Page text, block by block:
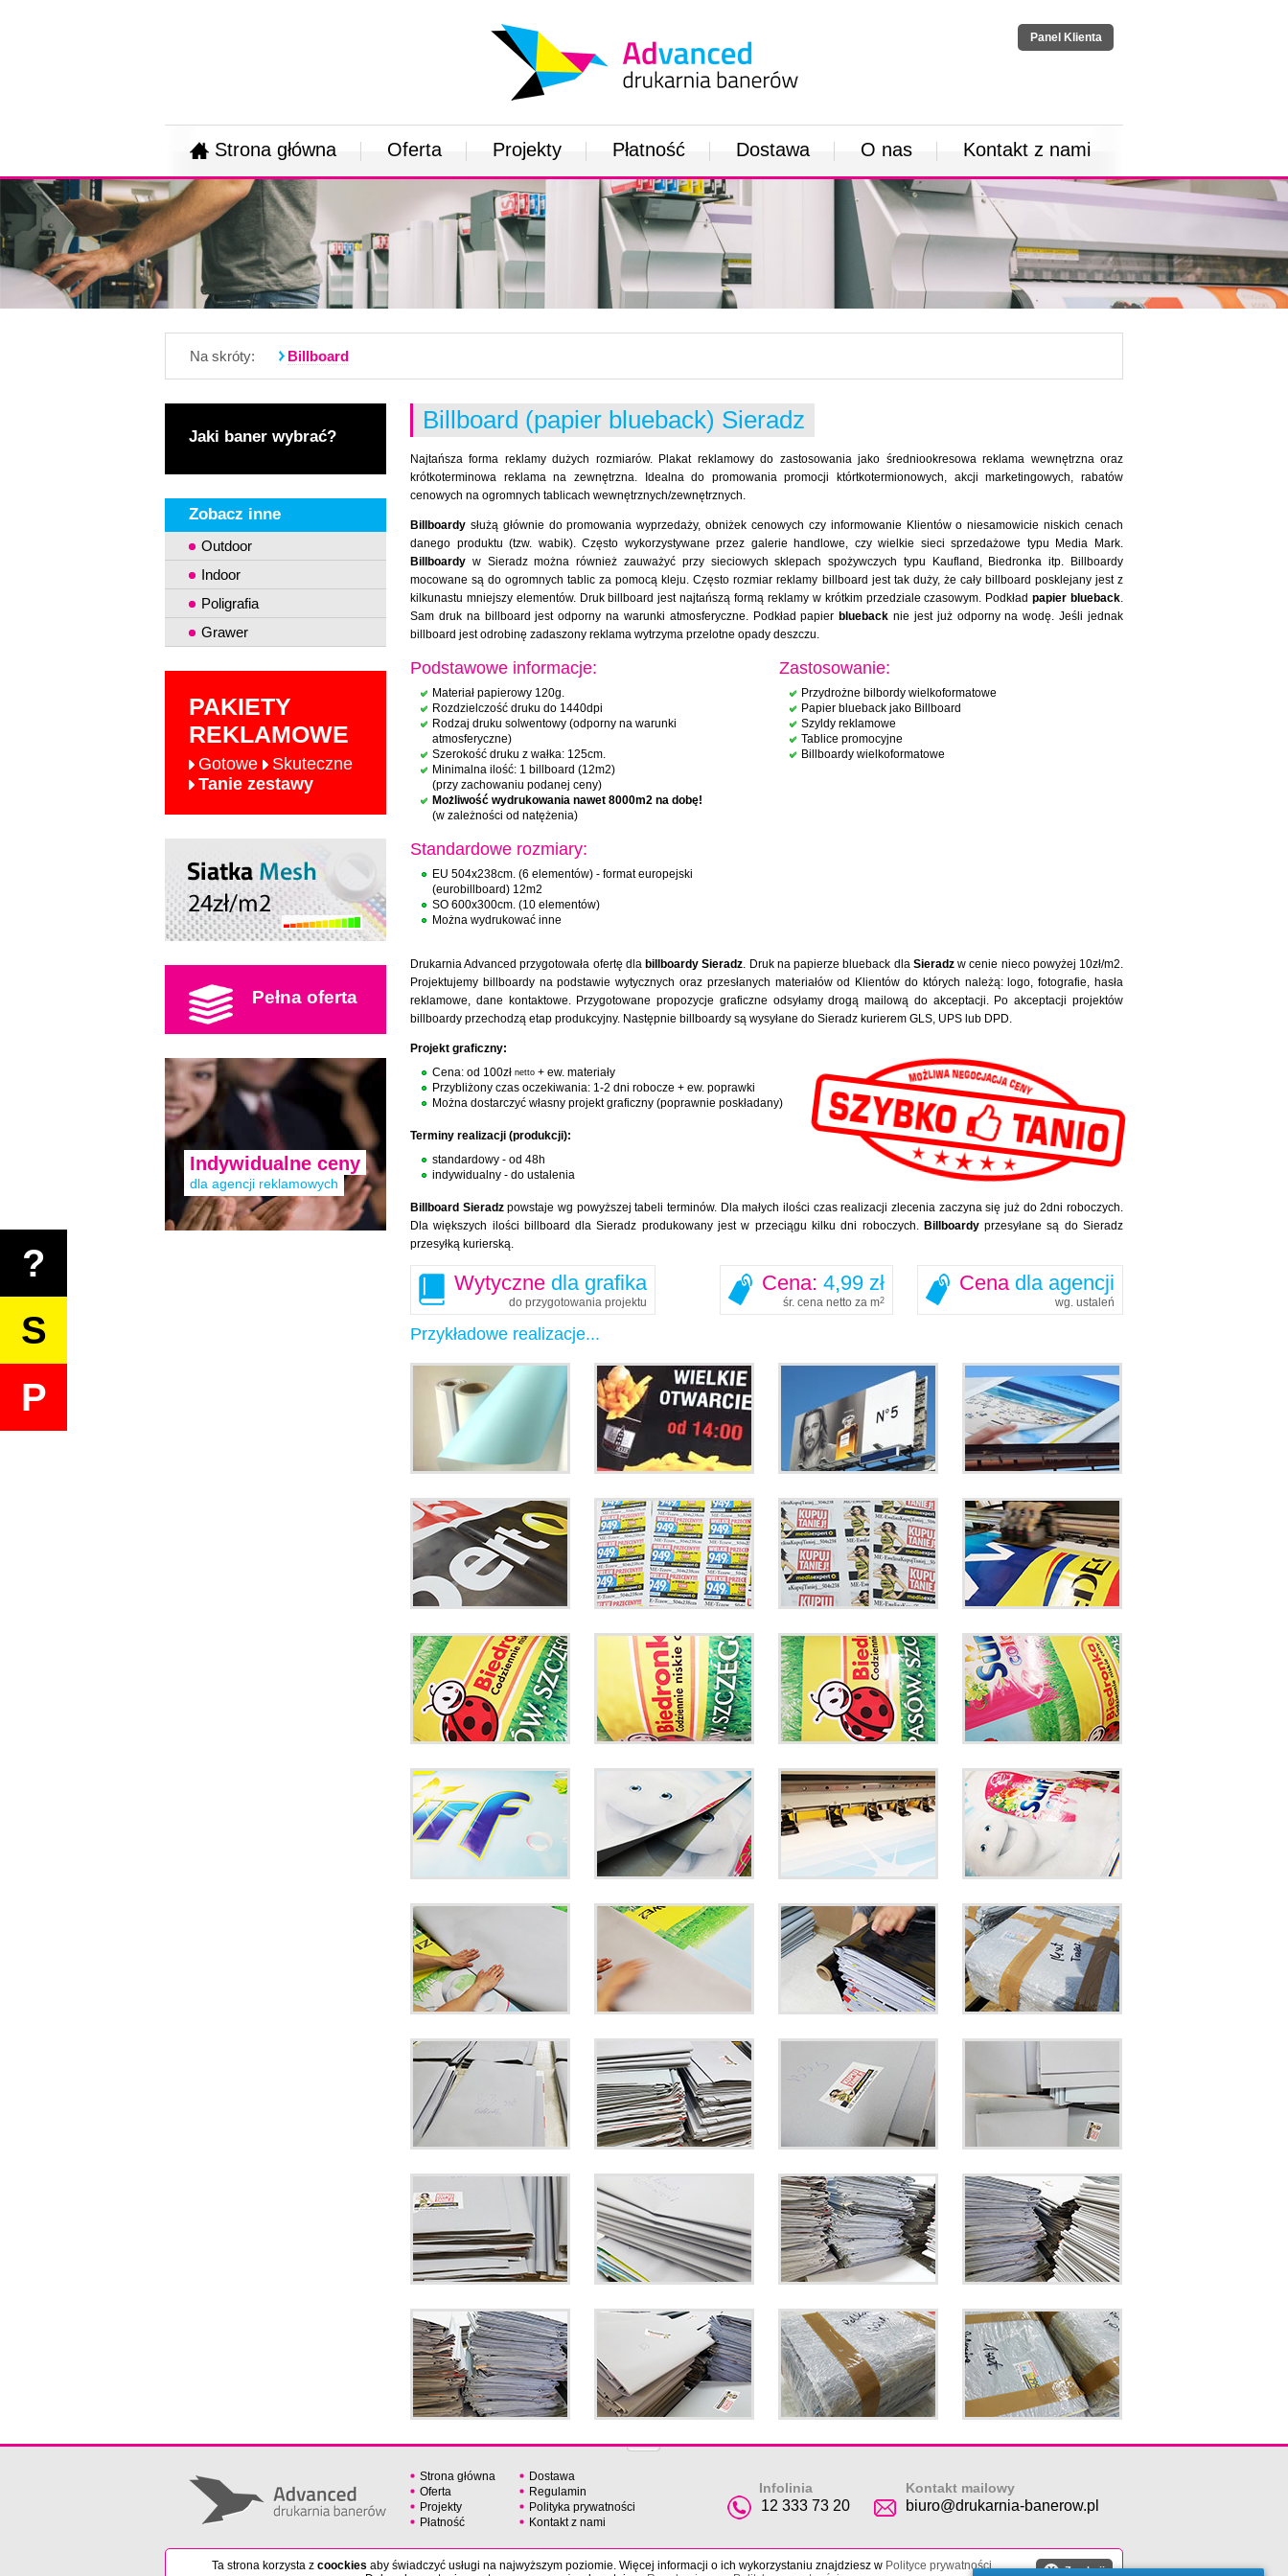
Panel Klienta
Strona główna Oferta Projekty Płatność Dostawa O nas Kontakt z nami
Na skróty: Billboard
Jaki baner wybrać?
Zobacz inne
Outdoor
Indoor
Poligrafia
Grawer
PAKIETY
REKLAMOWE
Gotowe
Skuteczne
Tanie zestawy
Pełna oferta
Indywidualne ceny
dla agencji reklamowych
Billboard (papier blueback) Sieradz
Najtańsza forma reklamy dużych rozmiarów. Plakat reklamowy do zastosowania jako średniookresowa reklama wewnętrzna oraz
krótkoterminowa reklama na zewnętrzna. Idealna do promowania promocji którtkotermionowych, akcji marketingowych, rabatów
cenowych na ogromnych tablicach wewnętrznych/zewnętrznych.
Billboardy służą głównie do promowania wyprzedaży, obniżek cenowych czy informowanie Klientów o niesamowicie niskich cenach
danego produktu (tzw. wabik). Często wykorzystywane przez galerie handlowe, czy wielkie sieci sprzedażowe typu Media Mark.
Billboardy w Sieradz można również zauważyć przy sieciowych sklepach spożywczych typu Kaufland, Biedronka itp. Billboardy
mocowane są do ogromnych tablic za pomocą kleju. Często rozmiar reklamy billboard jest tak duży, że cały billboard posklejany jest z
kilkunastu mniejszy elementów. Druk billboard jest najtańszą formą reklamy w krótkim przedziale czasowym. Podkładpapier blueback.
Sam druk na billboard jest odporny na warunki atmosferyczne. Podkład papier blueback nie jest już odporny na wodę. Jeśli jednak
billboard jest odrobinę zadaszony reklama wytrzyma przelotne opady deszczu.
Podstawowe informacje:
Materiał papierowy 120g.
Rozdzielczość druku do 1440dpi
Rodzaj druku solwentowy (odporny na warunki
atmosferyczne)
Szerokość druku z wałka: 125cm.
Minimalna ilość: 1 billboard (12m2)
(przy zachowaniu podanej ceny)
Możliwość wydrukowania nawet 8000m2 na dobę!
(w zależności od natężenia)
Standardowe rozmiary:
EU 504x238cm. (6 elementów) - format europejski
(eurobillboard) 12m2
SO 600x300cm. (10 elementów)
Można wydrukować inne
Zastosowanie:
Przydrożne bilbordy wielkoformatowe
Papier blueback jako Billboard
Szyldy reklamowe
Tablice promocyjne
Billboardy wielkoformatowe
Drukarnia Advanced przygotowała ofertę dla billboardy Sieradz. Druk na papierze blueback dla Sieradzw cenie nieco powyżej 10zł/m2.
Projektujemy billboardy na podstawie wytycznych oraz przesłanych materiałów od Klientów do których należą: logo, fotografie, hasła
reklamowe, dane kontaktowe. Przygotowane propozycje graficzne odsyłamy drogą mailową do akceptacji. Po akceptacji projektów
billboardy przechodzą etap produkcyjny. Następnie billboardy są wysyłane do Sieradz kurierem GLS, UPS lub DPD.
Projekt graficzny:
Cena: od 100zł netto + ew. materiały
Przybliżony czas oczekiwania: 1-2 dni robocze + ew. poprawki
Można dostarczyć własny projekt graficzny (poprawnie poskładany)
Terminy realizacji (produkcji):
standardowy - od 48h
indywidualny - do ustalenia
Billboard Sieradzpowstaje wg powyższej tabeli terminów. Dla małych ilości czas realizacji zlecenia zaczyna się już do 2dni roboczych.
Dla większych ilości billboard dla Sieradz produkowany jest w przeciągu kilku dni roboczych. Billboardyprzesyłane są do Sieradz
przesyłką kurierską.
Wytyczne dla grafika
do przygotowania projektu
Cena dla agencji
wg. ustaleń
Cena: 4,99 zł
śr. cena netto za m2
Przykładowe realizacje...
Strona główna
Oferta
Projekty
Płatność
Dostawa
Regulamin
Polityka prywatności
Kontakt z nami
Kontakt mailowy
biuro@drukarnia-banerow.pl
Infolinia
12 333 73 20
X Zamknij
Ta strona korzysta z coockies aby świadczyć usługi na najwyższym poziomie. Więcej informacji o ich wykorzystaniu znajdziesz w Polityce prywatności.
?
S
P